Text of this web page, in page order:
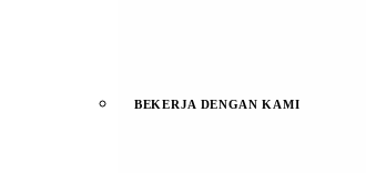
BEKERJA DENGAN KAMI